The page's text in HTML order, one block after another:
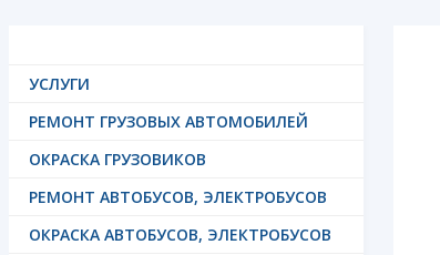
УСЛУГИ
РЕМОНТ ГРУЗОВЫХ АВТОМОБИЛЕЙ
ОКРАСКА ГРУЗОВИКОВ
РЕМОНТ АВТОБУСОВ, ЭЛЕКТРОБУСОВ
ОКРАСКА АВТОБУСОВ, ЭЛЕКТРОБУСОВ